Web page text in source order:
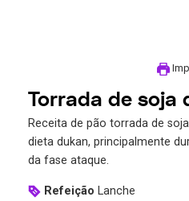
Torrada de soja
Receita de pão torrada de
dieta dukan, principalmente
da fase ataque.
Refeição Lanche